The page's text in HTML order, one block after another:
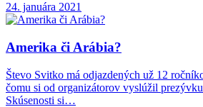
24. januára 2021
Amerika či Arábia?
Števo Svitko má odjazdených už 12
čomu si od organizátorov vyslúžil
Skúsenosti si…